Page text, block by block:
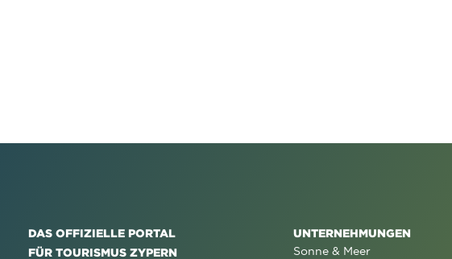
DAS OFFIZIELLE PORTAL
FÜR TOURISMUS ZYPERN
UNTERNEHMUNGEN
Sonne & Meer